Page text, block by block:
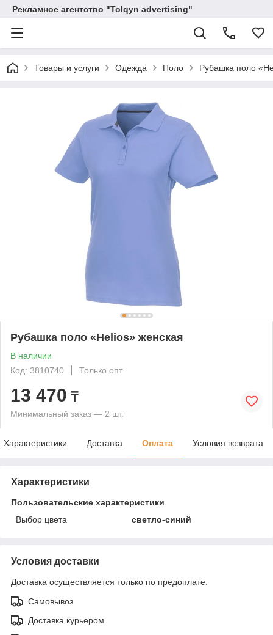
Рекламное агентство "Tolqyn advertising"
Товары и услуги Одежда Поло Рубашка поло
Рубашка поло «Helios» женская
В наличии
Код: 3810740
Только опт
13 470 ₸
Минимальный заказ — 2 шт.
Характеристики Доставка Оплата Условия возврата
Характеристики
Пользовательские характеристики
Выбор цвета
светло-синий
Условия доставки
Доставка осуществляется только по предоплате.
Самовывоз
Доставка курьером